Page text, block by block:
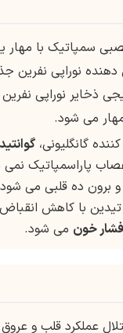
سمپاتیک با مهار
دهنده نوراپی
ذخایر نوراپی
می شود.
گانگلیونی،
پاراسمپاتیک
ده قلبی می
تیدین با کاهش
خون می شود.
عملکرد قلب و